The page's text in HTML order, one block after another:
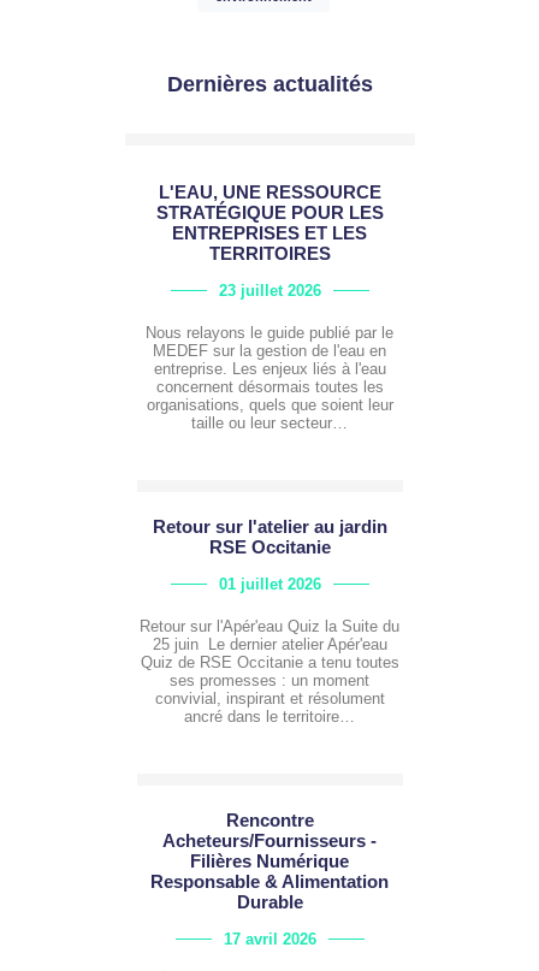
Dernières actualités
L'EAU, UNE RESSOURCE
STRATÉGIQUE POUR LES
ENTREPRISES ET LES
TERRITOIRES
23 juillet 2026
Nous relayons le guide publié par le
MEDEF sur la gestion de l'eau en
entreprise. Les enjeux liés à l'eau
concernent désormais toutes les
organisations, quels que soient leur
taille ou leur secteur…
Retour sur l'atelier au jardin
RSE Occitanie
01 juillet 2026
Retour sur l'Apér'eau Quiz la Suite du
25 juin Le dernier atelier Apér'eau
Quiz de RSE Occitanie a tenu toutes
ses promesses : un moment
convivial, inspirant et résolument
ancré dans le territoire…
Rencontre
Acheteurs/Fournisseurs -
Filières Numérique
Responsable & Alimentation
Durable
17 avril 2026